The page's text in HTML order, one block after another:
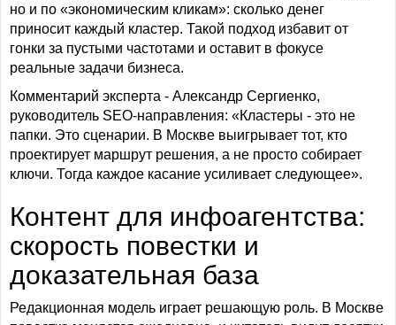
но и по «экономическим кликам»: сколько денег
приносит каждый кластер. Такой подход избавит от
гонки за пустыми частотами и оставит в фокусе
реальные задачи бизнеса.
Комментарий эксперта - Александр Сергиенко,
руководитель SEO-направления: «Кластеры - это не
папки. Это сценарии. В Москве выигрывает тот, кто
проектирует маршрут решения, а не просто собирает
ключи. Тогда каждое касание усиливает следующее».
Контент для инфоагентства:
скорость повестки и
доказательная база
Редакционная модель играет решающую роль. В Москве